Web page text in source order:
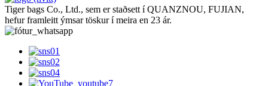
Tiger bags Co., Ltd., sem er staðsett í QUANZNOU, FUJIAN,
hefur framleitt ýmsar töskur í meira en 23 ár.